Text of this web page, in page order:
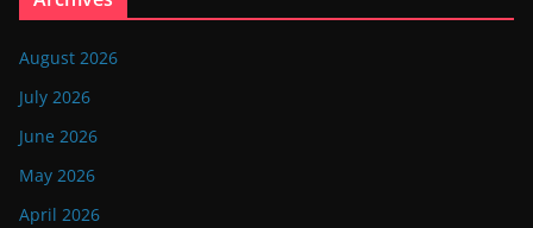
August 2026
July 2026
June 2026
May 2026
April 2026